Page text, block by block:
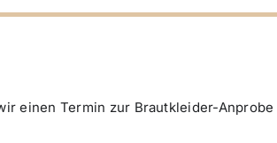
einen Termin zur Brautkleider-Anprobe